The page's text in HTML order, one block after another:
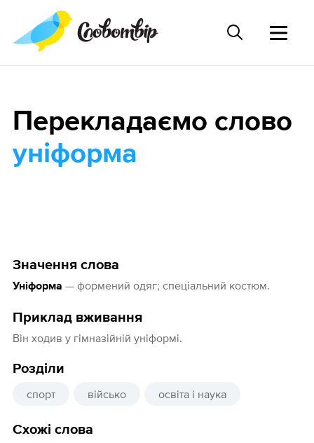
Значення слова
Уніформа — формений одяг; спеціальний костюм.
Приклад вживання
Він ходив у гімназійній уніформі.
Розділи
спорт військо освіта і наука
Схожі слова
Перекладаємо слово
уніформа